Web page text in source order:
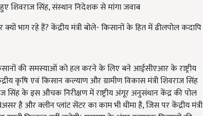
शिवराज सिंह, संस्थान निदेशक से मांगा जवाब
भाग रहे हैं? केंद्रीय मंत्री बोले- किसानों के हित में ढीलपोल कदापि
की समस्याओं को हल करने के लिए बने आईसीएआर के राष्ट्रीय
कृषि एवं किसान कल्याण और ग्रामीण विकास मंत्री शिवराज सिंह
सिंह के इस औचक निरीक्षण में राष्ट्रीय अंगूर अनुसंधान केंद्र की पोल
है और क्लीन प्लांट सेंटर का काम भी धीमा है, जिस पर केंद्रीय मंत्री